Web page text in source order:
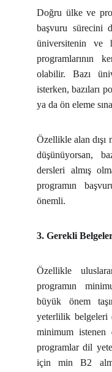
Doğru ülke ve
başvuru sürecini
üniversitenin ve
programlarının
olabilir. Bazı
isterken, bazıları
ya da ön eleme
Özellikle alan dışı
düşünüyorsan,
dersleri almış
programın
önemli.
3. Gerekli
Özellikle
programın
büyük önem
yeterlilik
minimum
programlar dil
için min B2